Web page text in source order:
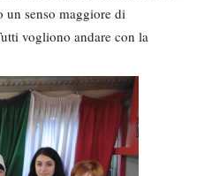
senso maggiore di
vogliono andare con la